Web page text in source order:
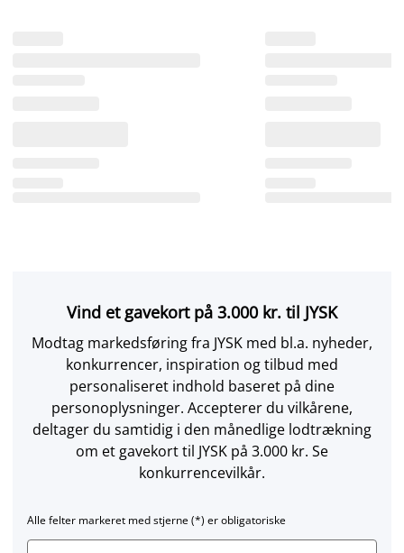
Vind et gavekort på 3.000 kr. til JYSK
Modtag markedsføring fra JYSK med bl.a. nyheder,
konkurrencer, inspiration og tilbud med
personaliseret indhold baseret på dine
personoplysninger. Accepterer du vilkårene,
deltager du samtidig i den månedlige lodtrækning
om et gavekort til JYSK på 3.000 kr. Se
konkurrencevilkår.
Alle felter markeret med stjerne (*) er obligatoriske